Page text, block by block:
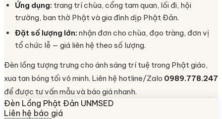
Ứng dụng: trang trí chùa, cổng tam quan, lối đi, hội
trường, ban thờ Phật và gia đình dịp Phật Đản.
Đặt số lượng lớn: nhận đơn cho chùa, đạo tràng, đơn vị
tổ chức lễ — giá liên hệ theo số lượng.
Đèn lồng tượng trưng cho ánh sáng trí tuệ trong Phật giáo,
xua tan bóng tối vô minh. Liên hệ hotline/Zalo 0989.778.247
để được tư vấn mẫu và báo giá nhanh.
Đèn Lồng Phật Đản UNMSED
Liên hệ báo giá